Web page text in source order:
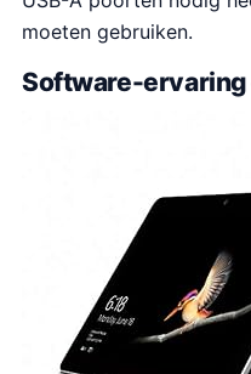
moeten gebruiken.
Software-ervaring